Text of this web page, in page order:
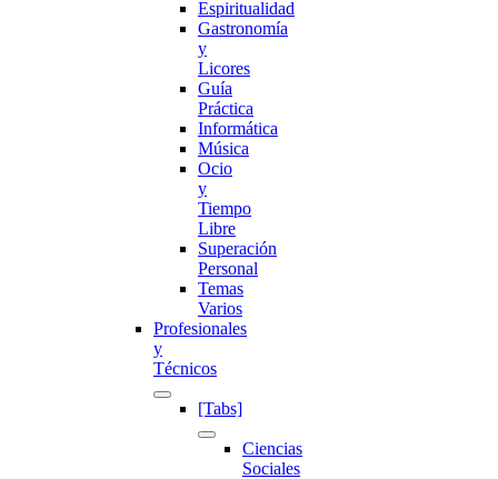
Espiritualidad
Gastronomía
y
Licores
Guía
Práctica
Informática
Música
Ocio
y
Tiempo
Libre
Superación
Personal
Temas
Varios
Profesionales
y
Técnicos
[Tabs]
Ciencias
Sociales